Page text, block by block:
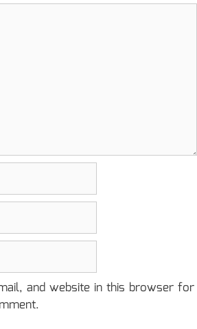
and website in this browser for